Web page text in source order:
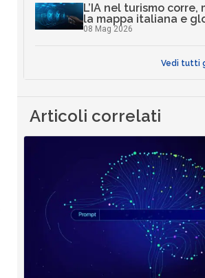
L’IA nel turismo
la mappa italiana e
08 Mag 2026
Vedi tutti
Articoli correlati